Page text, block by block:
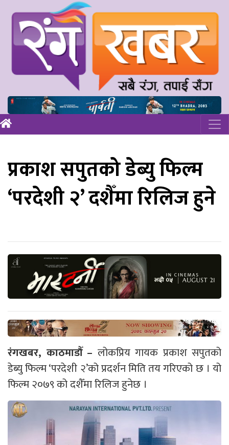
प्रकाश सपुतको डेब्यु फिल्म
‘परदेशी २’ दशैँमा रिलिज हुने
रंगखबर, काठमाडौँ – लोकप्रिय गायक प्रकाश सपुतको
डेब्यु फिल्म ‘परदेशी २’को प्रदर्शन मिति तय गरिएको छ । यो
फिल्म २०७९ को दशैँमा रिलिज हुनेछ ।